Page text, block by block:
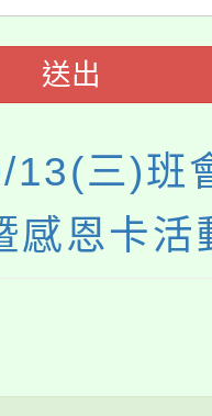
送出
13(三)班
感恩卡活